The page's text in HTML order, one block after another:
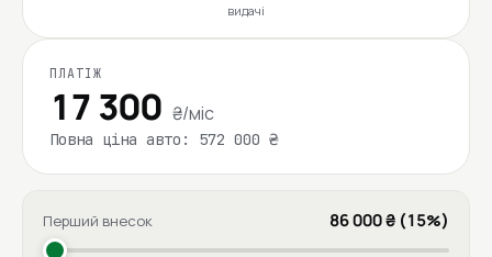
видачі
ПЛАТІЖ
17 300 ₴/міс
Повна ціна авто: 572 000 ₴
Перший внесок 86 000 ₴ (15%)